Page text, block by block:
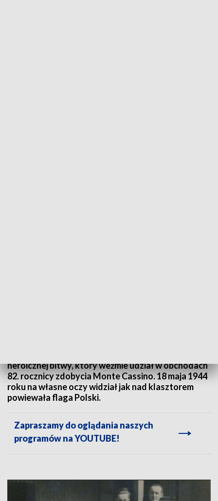
heroicznej bitwy, który weźmie udział w obchodach
82. rocznicy zdobycia Monte Cassino. 18 maja 1944
roku na własne oczy widział jak nad klasztorem
powiewała flaga Polski.
Zapraszamy do oglądania naszych
programów na YOUTUBE!